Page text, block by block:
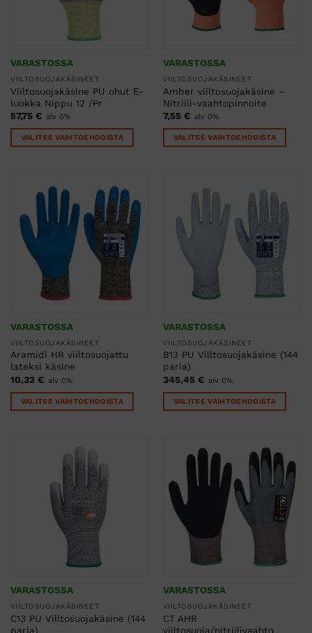
tuotteen
VARASTOSSA
VIILTOSUOJAKÄSINEET
Viiltosuojakäsine PU ohut E-
luokka Nippu 12 /Pr
57,75 € alv 0%
VALITSE VAIHTOEHDOISTA
useampi
muunnelma.
Voit
tehdä
valinnat
tuotteen
VARASTOSSA
VIILTOSUOJAKÄSINEET
Amber viiltosuojakäsine –
Nitriili-vaahtopinnoite
7,55 € alv 0%
VALITSE VAIHTOEHDOISTA
useampi
tehdä
valinnat
tuotteen
VARASTOSSA
VIILTOSUOJAKÄSINEET
Aramidi HR viiltosuojattu
lateksi käsine
10,32 € alv 0%
VALITSE VAIHTOEHDOISTA
VARASTOSSA
VIILTOSUOJAKÄSINEET
B13 PU Villtosuojakäsine (144
paria)
345,45 € alv 0%
VALITSE VAIHTOEHDOISTA
useampi
muunnelma.
Voit
tehdä
valinnat
tuotteen
VARASTOSSA
VIILTOSUOJAKÄSINEET
C13 PU Villtosuojakäsine (144
paria)
VARASTOSSA
VIILTOSUOJAKÄSINEET
CT AHR
viiltosuoja/nitriilivaahto